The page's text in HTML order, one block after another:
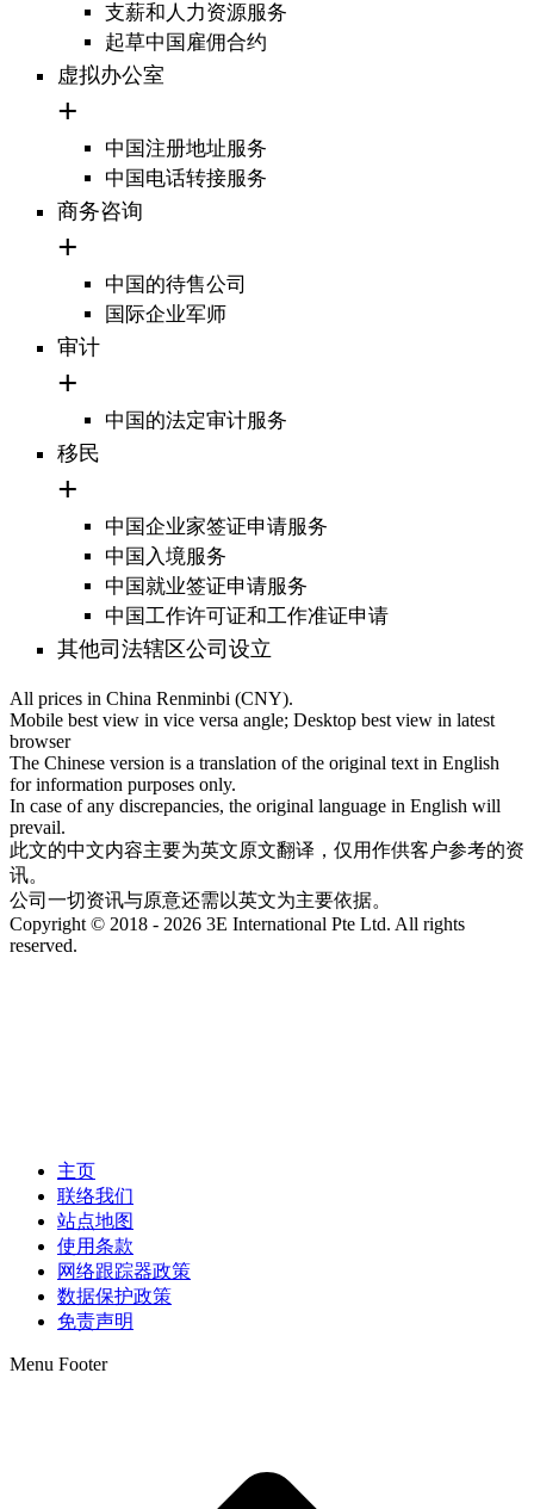
支薪和人力资源服务
起草中国雇佣合约
虚拟办公室
中国注册地址服务
中国电话转接服务
商务咨询
中国的待售公司
国际企业军师
审计
中国的法定审计服务
移民
中国企业家签证申请服务
中国入境服务
中国就业签证申请服务
中国工作许可证和工作准证申请
其他司法辖区公司设立
All prices in China Renminbi (CNY).
Mobile best view in vice versa angle; Desktop best view in latest
browser
The Chinese version is a translation of the original text in English
for information purposes only.
In case of any discrepancies, the original language in English will
prevail.
此文的中文内容主要为英文原文翻译，仅用作供客户参考的资
讯。
公司一切资讯与原意还需以英文为主要依据。
Copyright © 2018 - 2026 3E International Pte Ltd. All rights
reserved.
主页
联络我们
站点地图
使用条款
网络跟踪器政策
数据保护政策
免责声明
Menu Footer